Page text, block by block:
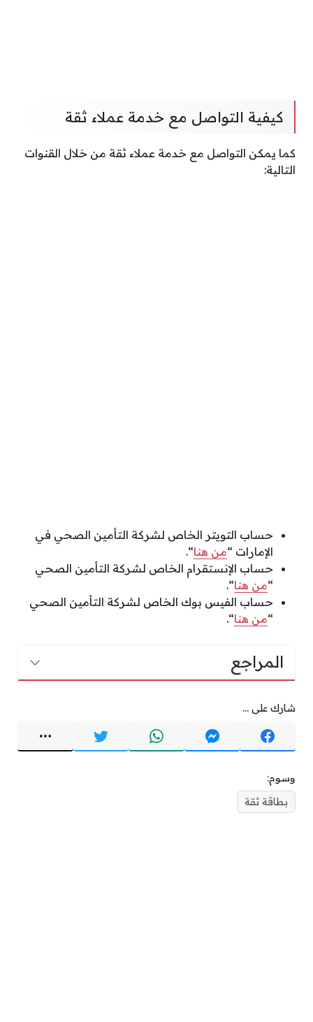
كيفية التواصل مع خدمة عملاء ثقة
كما يمكن التواصل مع خدمة عملاء ثقة من خلال القنوات
التالية:
حساب التويتر الخاص لشركة التأمين الصحي في
الإمارات “من هنا“.
حساب الإنستقرام الخاص لشركة التأمين الصحي
“من هنا“.
حساب الفيس بوك الخاص لشركة التأمين الصحي
“من هنا“.
المراجع
شارك على ...
وسوم:
بطاقة ثقة